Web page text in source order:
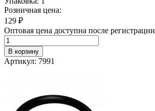
Розничная цена:
129 ₽
Оптовая цена доступна после регистрации
В корзину
Артикул: 7991